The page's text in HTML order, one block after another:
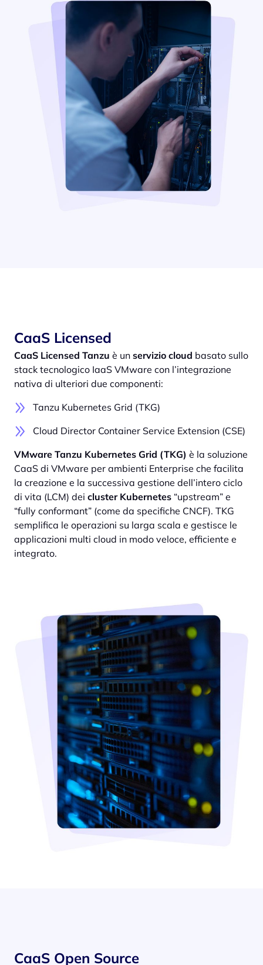
CaaS Licensed
CaaS Licensed Tanzu è un servizio cloud basato sullo
stack tecnologico IaaS VMware con l’integrazione
nativa di ulteriori due componenti:
Tanzu Kubernetes Grid (TKG)
Cloud Director Container Service Extension (CSE)
VMware Tanzu Kubernetes Grid (TKG) è la soluzione
CaaS di VMware per ambienti Enterprise che facilita
la creazione e la successiva gestione dell’intero ciclo
di vita (LCM) dei cluster Kubernetes “upstream” e
“fully conformant” (come da specifiche CNCF). TKG
semplifica le operazioni su larga scala e gestisce le
applicazioni multi cloud in modo veloce, efficiente e
integrato.
CaaS Open Source